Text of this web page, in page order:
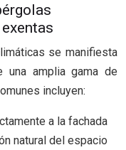
se manifiesta
una amplia gama de
incluyen:
a la fachada
natural del espacio